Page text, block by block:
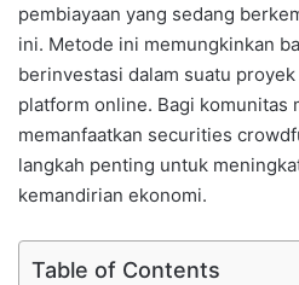
pembiayaan yang sedang
ini. Metode ini memungkinkan
berinvestasi dalam suatu
platform online. Bagi komunitas
memanfaatkan securities
langkah penting untuk
kemandirian ekonomi.
Table of Contents